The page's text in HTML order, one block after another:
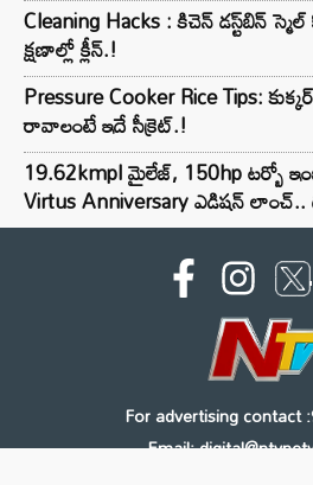
Cleaning Hacks : కిచెన్ డస్ట్‌బిన్
క్షణాల్లో క్లీన్.!
Pressure Cooker Rice Tips:
రావాలంటే ఇదే సీక్రెట్.!
19.62kmpl మైలేజ్, 150hp టర్బో
Virtus Anniversary ఎడిషన్ లాంచ్..
For advertising contact
Email: